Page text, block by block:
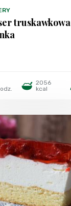
truskawkowa
2056
kcal